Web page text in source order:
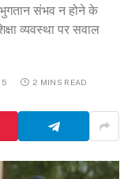
संभव न होने के
व्यवस्था पर सवाल
2 MINS READ